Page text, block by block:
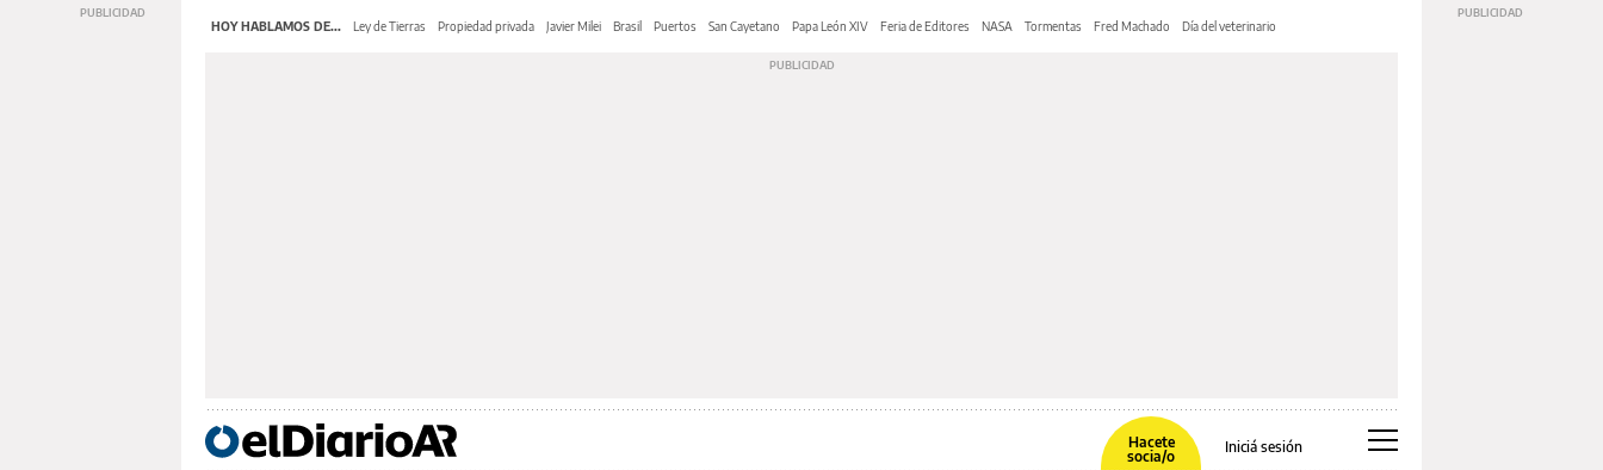
HOY HABLAMOS DE... Ley de Tierras Propiedad privada Javier Milei Brasil Puertos San Cayetano Papa León XIV Feria de Editores NASA Tormentas Fred Machado Día del veterinario
Hacete
socia/o
Iniciá sesión